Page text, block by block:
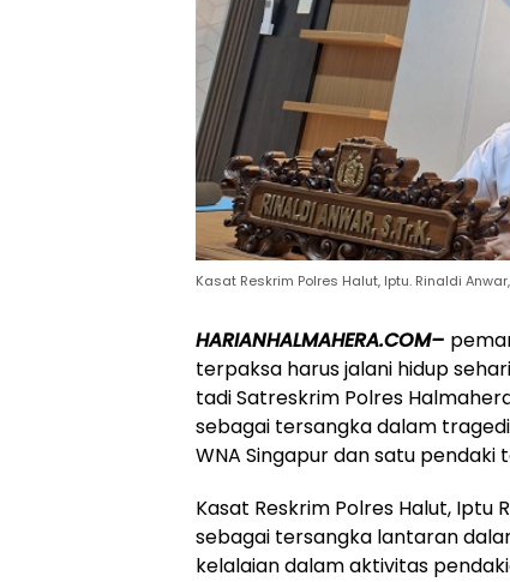
Kasat Reskrim Polres Halut, Iptu. Rinaldi Anwar,
HARIANHALMAHERA.COM–
terpaksa harus jalani hidup
tadi Satreskrim Polres
sebagai tersangka dalam
WNA Singapur dan satu pendaki
Kasat Reskrim Polres Halut, Iptu
sebagai tersangka lantaran
kelalaian dalam aktivitas